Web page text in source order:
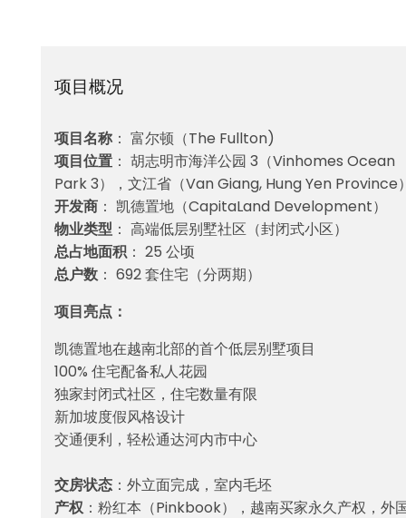
项目概况
项目名称 ： 富尔顿（The Fullton)
项目位置 ： 胡志明市海洋公园 3（Vinhomes Ocean
Park 3），文江省（Van Giang, Hung Yen Province
开发商 ： 凯德置地（CapitaLand Development）
物业类型 ： 高端低层别墅社区（封闭式小区）
总占地面积： 25 公顷
总户数： 692 套住宅（分两期）
项目亮点：
凯德置地在越南北部的首个低层别墅项目
100% 住宅配备私人花园
独家封闭式社区，住宅数量有限
新加坡度假风格设计
交通便利，轻松通达河内市中心
交房状态 ：外立面完成，室内毛坯
产权：粉红本（Pinkbook），越南买家永久产权，外